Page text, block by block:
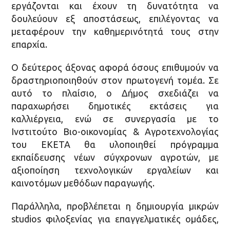
εργάζονται και έχουν τη δυνατότητα να
δουλεύουν εξ αποστάσεως, επιλέγοντας να
μεταφέρουν την καθημερινότητά τους στην
επαρχία.
Ο δεύτερος άξονας αφορά όσους επιθυμούν να
δραστηριοποιηθούν στον πρωτογενή τομέα. Σε
αυτό το πλαίσιο, ο Δήμος σχεδιάζει να
παραχωρήσει δημοτικές εκτάσεις για
καλλιέργεια, ενώ σε συνεργασία με το
Ινστιτούτο Βιο-οικονομίας & Αγροτεχνολογίας
του ΕΚΕΤΑ θα υλοποιηθεί πρόγραμμα
εκπαίδευσης νέων σύγχρονων αγροτών, με
αξιοποίηση τεχνολογικών εργαλείων και
καινοτόμων μεθόδων παραγωγής.
Παράλληλα, προβλέπεται η δημιουργία μικρών
studios φιλοξενίας για επαγγελματικές ομάδες,